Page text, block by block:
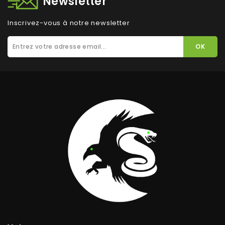
Inscrivez-vous à notre newsletter